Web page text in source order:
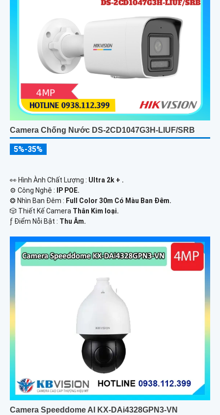
Camera Chống Nước DS-2CD1047G3H-LIUF/SRB
5%-35%
️👀 Hình Ành Chất Lượng : Ultra 2k + .
⚙ Công Nghệ :
IP POE.
❂ Nhìn Ban Đêm : Full Color 30m Có Màu Ban Ðêm.
🎲 Thiết Kế Camera Thân Kim loại.
️ƒ Điểm Nỗi Bật : Thu Âm.
Camera Speeddome AI KX-DAi4328GPN3-VN